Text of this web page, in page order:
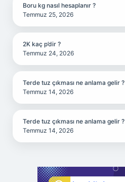
Boru kg nasıl hesaplanır ?
Temmuz 25, 2026
2K kaç p’dir ?
Temmuz 24, 2026
Terde tuz çıkması ne anlama gelir ?
Temmuz 14, 2026
Terde tuz çıkması ne anlama gelir ?
Temmuz 14, 2026